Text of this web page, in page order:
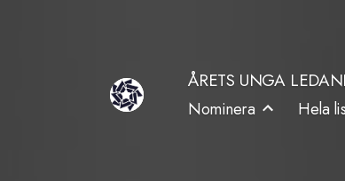
ÅRETS UNGA
Nominera Hela